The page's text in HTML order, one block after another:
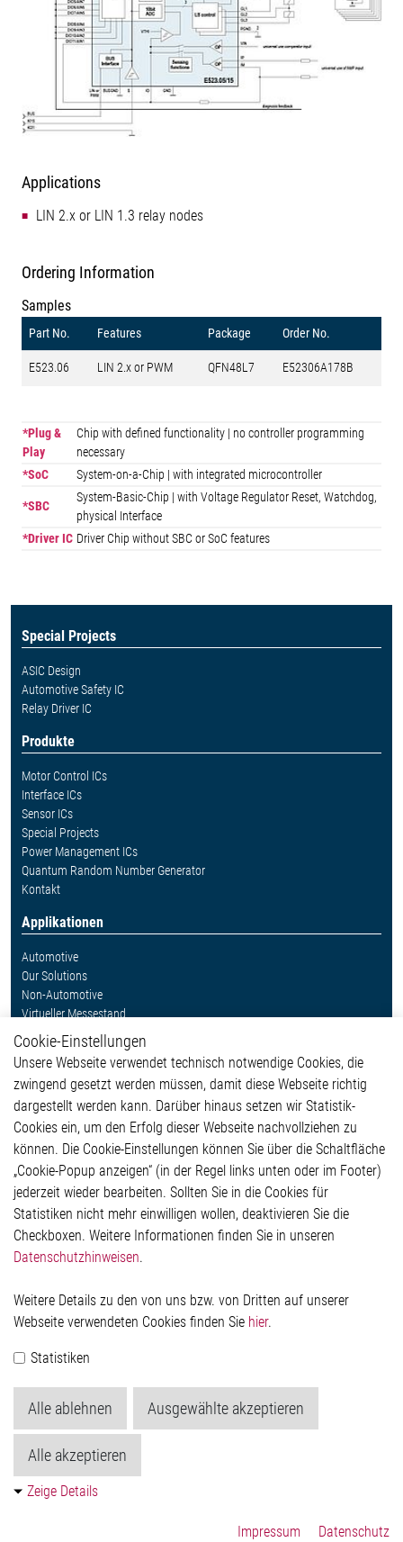
Applications
LIN 2.x or LIN 1.3 relay nodes
Ordering Information
Samples
Part No. Features Package Order No.
E523.06 LIN 2.x or PWM QFN48L7 E52306A178B
*Plug &
Play
Chip with defined functionality | no controller programming
necessary
*SoC
System-on-a-Chip | with integrated microcontroller
*SBC
System-Basic-Chip | with Voltage Regulator Reset, Watchdog,
physical Interface
*Driver IC Driver Chip without SBC or SoC features
Special Projects
ASIC Design
Automotive Safety IC
Relay Driver IC
Produkte
Motor Control ICs
Interface ICs
Sensor ICs
Special Projects
Power Management ICs
Quantum Random Number Generator
Kontakt
Applikationen
Automotive
Our Solutions
Non-Automotive
Virtueller Messestand
Weitere Links
Glossar
Kontakt
Hinweisgeberschutzsystem
Impressum
Datenschutzerklärung
Cookie-Popup anzeigen
Elmos Semiconductor SE
Werkstättenstraße 18
Telefon: +49 (0) 2171 / 40 183-0
Handelsregister:
Köln HRB 123561
Cookie-Einstellungen
Unsere Webseite verwendet technisch notwendige Cookies, die
zwingend gesetzt werden müssen, damit diese Webseite richtig
dargestellt werden kann. Darüber hinaus setzen wir Statistik-
Cookies ein, um den Erfolg dieser Webseite nachvollziehen zu
können. Die Cookie-Einstellungen können Sie über die Schaltfläche
„Cookie-Popup anzeigen“ (in der Regel links unten oder im Footer)
jederzeit wieder bearbeiten. Sollten Sie in die Cookies für
Statistiken nicht mehr einwilligen wollen, deaktivieren Sie die
Checkboxen. Weitere Informationen finden Sie in unseren
Datenschutzhinweisen.
Weitere Details zu den von uns bzw. von Dritten auf unserer
Webseite verwendeten Cookies finden Sie hier.
Statistiken
Alle ablehnen Ausgewählte akzeptieren
Alle akzeptieren
Zeige Details
Impressum Datenschutz